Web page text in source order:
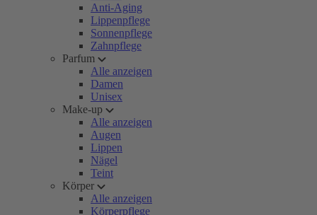
Anti-Aging
Lippenpflege
Sonnenpflege
Zahnpflege
Parfum
Alle anzeigen
Damen
Unisex
Make-up
Alle anzeigen
Augen
Lippen
Nägel
Teint
Körper
Alle anzeigen
Körperpflege